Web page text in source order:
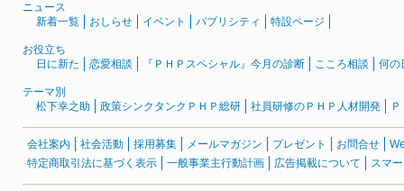
ニュース
新着一覧
おしらせ イベント パブリシティ 特設ページ
お役立ち
日に新た
恋愛相談 『ＰＨＰスペシャル』今月の診断 こころ相談 何の
テーマ別
松下幸之助
政策シンクタンクＰＨＰ総研 社員研修のＰＨＰ人材開発
会社案内 社会活動 採用募集 メールマガジン プレゼント お問合せ
特定商取引法に基づく表示
一般事業主行動計画 広告掲載について スマ